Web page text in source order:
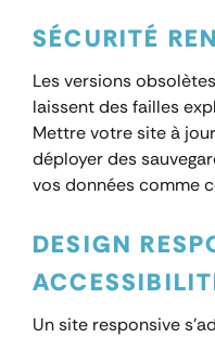
SÉCURITÉ
Les versions
laissent des failles
Mettre votre site à
déployer des
vos données comme
DESIGN
Un site responsive